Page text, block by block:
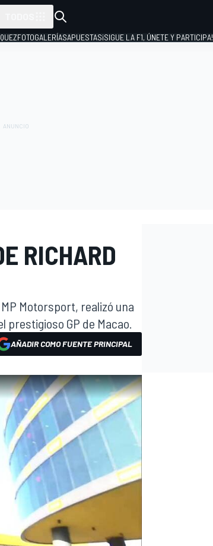
FOTOGALERÍASAPUESTAS¡SIGUE LA F1, ÚNETE Y PARTICIPA!
RICHARD
Motorsport, realizó una
GP de Macao.
AÑADIR COMO FUENTE PRINCIPAL